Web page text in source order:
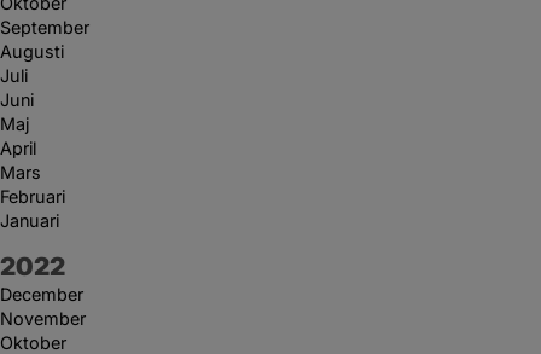
September
Augusti
Juli
Juni
Maj
April
Mars
Februari
Januari
År:
2022
December
November
Oktober